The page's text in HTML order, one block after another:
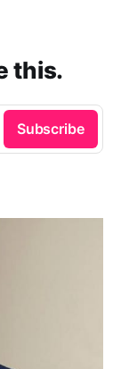
this.
Subscribe